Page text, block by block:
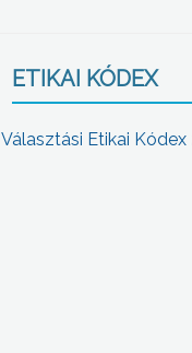
ETIKAI KÓDEX
Választási Etikai Kódex